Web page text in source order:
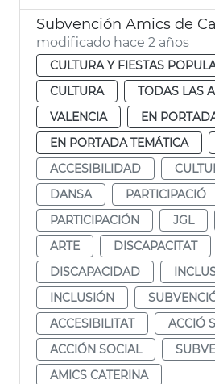
modificado hace 2 años
CULTURA Y FIESTAS
CULTURA
TODAS LAS
VALENCIA
EN
EN PORTADA TEMÁTICA
ACCESIBILIDAD
DANSA
PARTICIPACIÓ
PARTICIPACIÓN
JGL
ARTE
DISCAPACITAT
DISCAPACIDAD
INCLUSIÓN
ACCESIBILITAT
ACCIÓ
ACCIÓN SOCIAL
AMICS CATERINA